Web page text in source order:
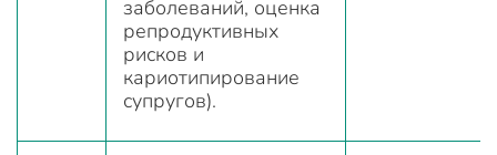
заболеваний, оценка
репродуктивных
рисков и
кариотипирование
супругов).